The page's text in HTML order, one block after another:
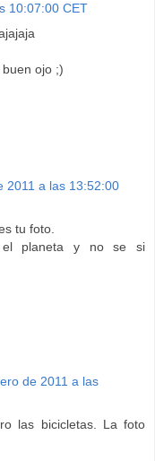
10:07:00 CET
ojo ;)
2011 a las 13:52:00
tu foto.
el planeta y no se si
de 2011 a las
las bicicletas. La foto